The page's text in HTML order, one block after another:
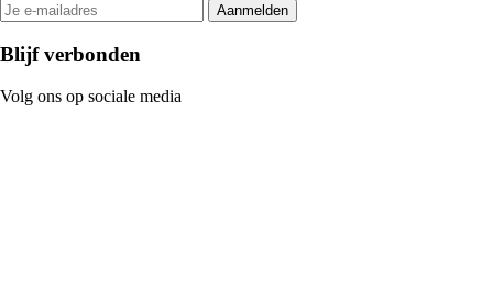
Aanmelden
Blijf verbonden
Volg ons op sociale media